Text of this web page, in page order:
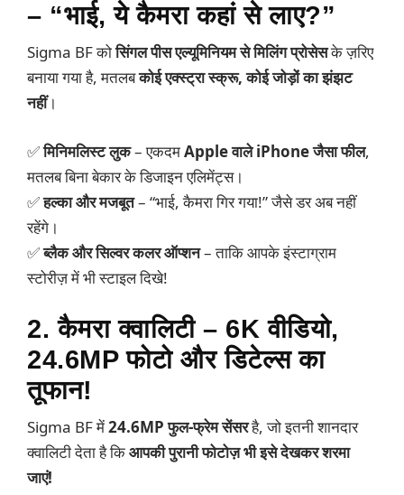
– “भाई, ये कैमरा कहां से लाए?”
Sigma BF कोसिंगल पीस एल्यूमिनियम से मिलिंग प्रोसेसके ज़रिए
बनाया गया है, मतलबकोई एक्स्ट्रा स्क्रू, कोई जोड़ों का झंझट
नहीं।
✅मिनिमलिस्ट लुक– एकदमApple वाले iPhone जैसा फील,
मतलब बिना बेकार के डिजाइन एलिमेंट्स।
✅हल्का और मजबूत– “भाई, कैमरा गिर गया!” जैसे डर अब नहीं
रहेंगे।
✅ब्लैक और सिल्वर कलर ऑप्शन– ताकि आपके इंस्टाग्राम
स्टोरीज़ में भी स्टाइल दिखे!
2. कैमरा क्वालिटी – 6K वीडियो,
24.6MP फोटो और डिटेल्स का
तूफान!
Sigma BF में24.6MP फुल-फ्रेम सेंसरहै, जो इतनी शानदार
क्वालिटी देता है किआपकी पुरानी फोटोज़ भी इसे देखकर शरमा
जाएं!